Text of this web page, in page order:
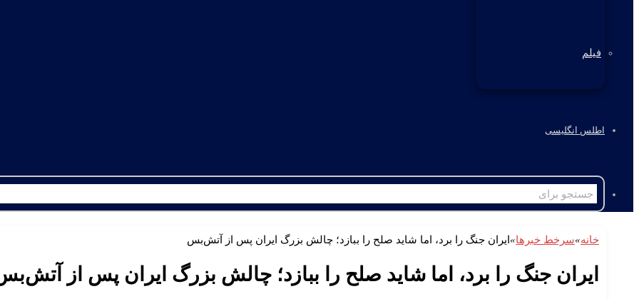
فیلم
اطلس انگلیسی
خانه»سرخط خبرها» ایران جنگ را برد، اما شاید صلح را ببازد؛ چالش بزرگ ایران پس از آتش‌بس
ایران جنگ را برد، اما شاید صلح را ببازد؛ چالش بزرگ ایران پس از